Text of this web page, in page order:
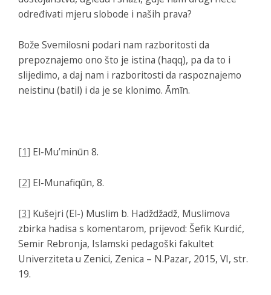
određivati mjeru slobode i naših prava?
Bože Svemilosni podari nam razboritosti da
prepoznajemo ono što je istina (haqq), pa da to i
slijedimo, a daj nam i razboritosti da raspoznajemo
neistinu (batil) i da je se klonimo. Āmīn.
[1] El-Muʼminūn 8.
[2] El-Munafiqūn, 8.
[3] Kušejri (El-) Muslim b. Hadždžadž, Muslimova
zbirka hadisa s komentarom, prijevod: Šefik Kurdić,
Semir Rebronja, Islamski pedagoški fakultet
Univerziteta u Zenici, Zenica – N.Pazar, 2015, VI, str.
19.